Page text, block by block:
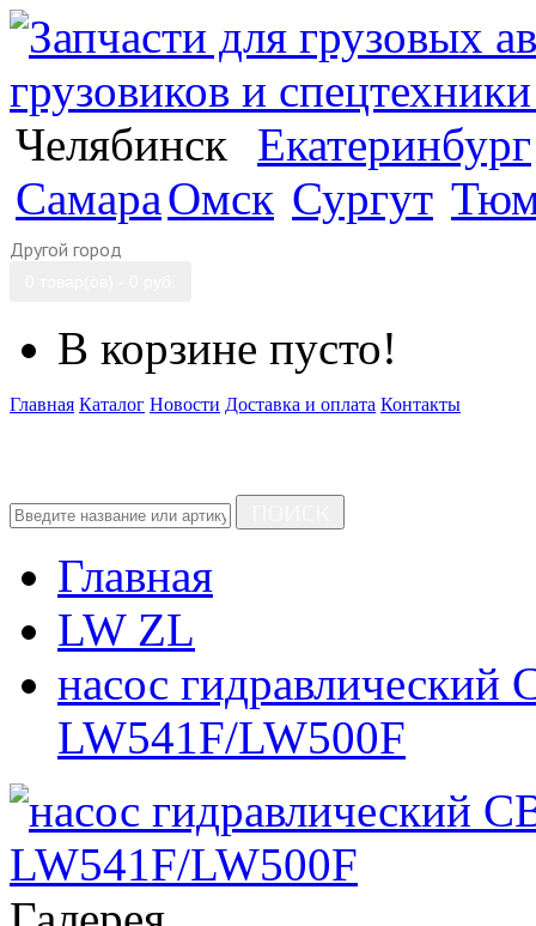
Челябинск
Екатеринбург
СамараОмск Сургут
Другой город
В корзине пусто!
Главная Каталог Новости Доставка и оплата Контакты
Главная
LW ZL
насос
LW541F/LW500F